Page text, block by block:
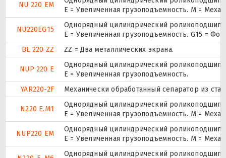
NU 220 EM
E = Увеличенная грузоподъемность. М =
NU220EG15
Однорядный цилиндрический
E = Увеличенная грузоподъемность. G15 =
BL 220 ZZ
ZZ = Два металлических экрана.
NUP 220 E
Однорядный цилиндрический
Е = Увеличенная грузоподъемность.
YAR220-2F
Механически обработанный сепаратор из
N220 E.M1
Однорядный цилиндрический
E = Увеличенная грузоподъемность. М =
NUP220 EM
Однорядный цилиндрический
E = Увеличенная грузоподъемность. М =
Однорядный цилиндрический